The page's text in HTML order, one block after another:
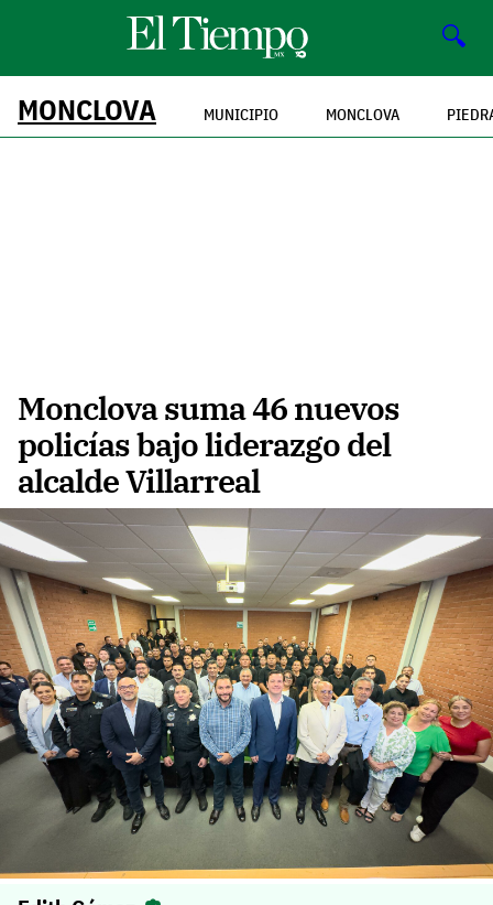
🔍
MONCLOVA MUNICIPIO MONCLOVA
Monclova suma 46 nuevos
policías bajo liderazgo del
alcalde Villarreal